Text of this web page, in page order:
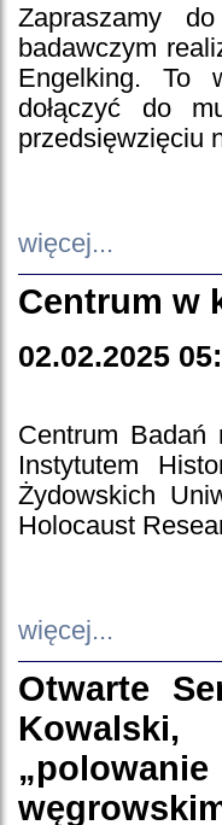
Zapraszamy
badawczym
Engelking. To
dołączyć do
przedsięwzięciu
więcej...
Centrum w
02.02.2025
Centrum Badań
Instytutem
Żydowskich
Holocaust
więcej...
Otwarte